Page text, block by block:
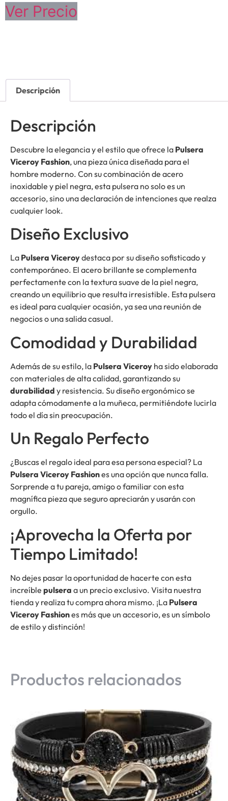
Ver Precio
Descripción
Descripción
Descubre la elegancia y el estilo que ofrece la Pulsera
Viceroy Fashion, una pieza única diseñada para el
hombre moderno. Con su combinación de acero
inoxidable y piel negra, esta pulsera no solo es un
accesorio, sino una declaración de intenciones que realza
cualquier look.
Diseño Exclusivo
La Pulsera Viceroydestaca por su diseño sofisticado y
contemporáneo. El acero brillante se complementa
perfectamente con la textura suave de la piel negra,
creando un equilibrio que resulta irresistible. Esta pulsera
es ideal para cualquier ocasión, ya sea una reunión de
negocios o una salida casual.
Comodidad y Durabilidad
Además de su estilo, la Pulsera Viceroy ha sido elaborada
con materiales de alta calidad, garantizando su
durabilidad y resistencia. Su diseño ergonómico se
adapta cómodamente a la muñeca, permitiéndote lucirla
todo el día sin preocupación.
Un Regalo Perfecto
¿Buscas el regalo ideal para esa persona especial? La
Pulsera Viceroy Fashiones una opción que nunca falla.
Sorprende a tu pareja, amigo o familiar con esta
magnífica pieza que seguro apreciarán y usarán con
orgullo.
¡Aprovecha la Oferta por
Tiempo Limitado!
No dejes pasar la oportunidad de hacerte con esta
increíble pulsera a un precio exclusivo. Visita nuestra
tienda y realiza tu compra ahora mismo. ¡La Pulsera
Viceroy Fashiones más que un accesorio, es un símbolo
de estilo y distinción!
Productos relacionados